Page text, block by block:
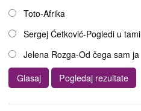
Toto-Afrika
Sergej Ćetković-Pogledi u tami
Jelena Rozga-Od čega sam ja